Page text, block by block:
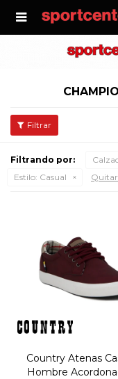

Filtrando por:
Estilo: Casual
Country Atenas
Hombre